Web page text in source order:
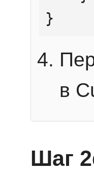
}
в
Шаг